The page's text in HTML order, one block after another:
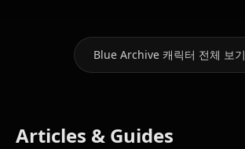
Blue Archive 캐릭터 전체 보기
Articles & Guides